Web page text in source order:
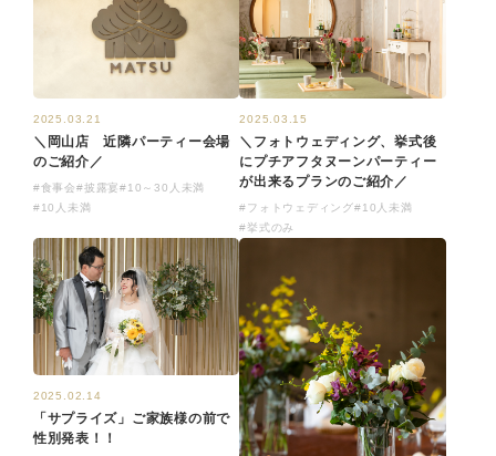
2025.03.21
＼岡山店 近隣パーティー会場
のご紹介／
#食事会#披露宴#10～30人未満
#10人未満
2025.03.15
＼フォトウェディング、挙式後
にプチアフタヌーンパーティー
が出来るプランのご紹介／
#フォトウェディング#10人未満
#挙式のみ
2025.02.14
「サプライズ」ご家族様の前で
性別発表！！